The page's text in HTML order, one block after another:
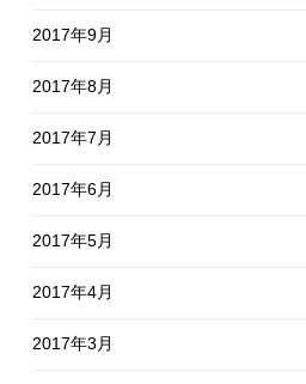
2017年9月
2017年8月
2017年7月
2017年6月
2017年5月
2017年4月
2017年3月